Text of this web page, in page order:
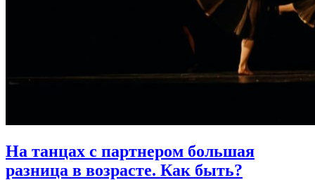
На танцах с партнером большая
разница в возрасте. Как быть?